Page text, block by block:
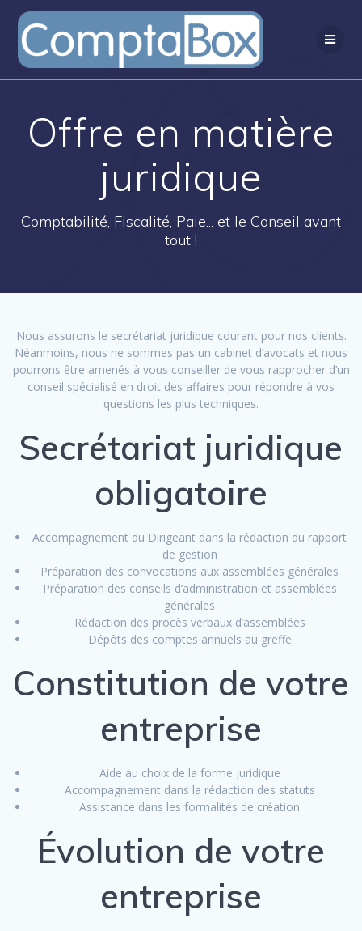
Passer
au
contenu
Offre en matière
juridique
Comptabilité, Fiscalité, Paie... et le Conseil avant
tout !
Nous assurons le secrétariat juridique courant pour nos clients.
Néanmoins, nous ne sommes pas un cabinet d’avocats et nous
pourrons être amenés à vous conseiller de vous rapprocher d’un
conseil spécialisé en droit des affaires pour répondre à vos
questions les plus techniques.
Secrétariat juridique
obligatoire
Accompagnement du Dirigeant dans la rédaction du rapport
de gestion
Préparation des convocations aux assemblées générales
Préparation des conseils d’administration et assemblées
générales
Rédaction des procès verbaux d’assemblées
Dépôts des comptes annuels au greffe
Constitution de votre
entreprise
Aide au choix de la forme juridique
Accompagnement dans la rédaction des statuts
Assistance dans les formalités de création
Évolution de votre
entreprise